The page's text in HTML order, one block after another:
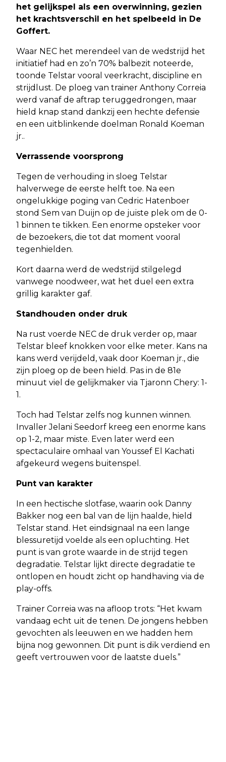
het gelijkspel als een overwinning, gezien
het krachtsverschil en het spelbeeld in De
Goffert.
Waar NEC het merendeel van de wedstrijd het
initiatief had en zo’n 70% balbezit noteerde,
toonde Telstar vooral veerkracht, discipline en
strijdlust. De ploeg van trainer Anthony Correia
werd vanaf de aftrap teruggedrongen, maar
hield knap stand dankzij een hechte defensie
en een uitblinkende doelman Ronald Koeman
jr..
Verrassende voorsprong
Tegen de verhouding in sloeg Telstar
halverwege de eerste helft toe. Na een
ongelukkige poging van Cedric Hatenboer
stond Sem van Duijn op de juiste plek om de 0-
1 binnen te tikken. Een enorme opsteker voor
de bezoekers, die tot dat moment vooral
tegenhielden.
Kort daarna werd de wedstrijd stilgelegd
vanwege noodweer, wat het duel een extra
grillig karakter gaf.
Standhouden onder druk
Na rust voerde NEC de druk verder op, maar
Telstar bleef knokken voor elke meter. Kans na
kans werd verijdeld, vaak door Koeman jr., die
zijn ploeg op de been hield. Pas in de 81e
minuut viel de gelijkmaker via Tjaronn Chery: 1-
1.
Toch had Telstar zelfs nog kunnen winnen.
Invaller Jelani Seedorf kreeg een enorme kans
op 1-2, maar miste. Even later werd een
spectaculaire omhaal van Youssef El Kachati
afgekeurd wegens buitenspel.
Punt van karakter
In een hectische slotfase, waarin ook Danny
Bakker nog een bal van de lijn haalde, hield
Telstar stand. Het eindsignaal na een lange
blessuretijd voelde als een opluchting. Het
punt is van grote waarde in de strijd tegen
degradatie. Telstar lijkt directe degradatie te
ontlopen en houdt zicht op handhaving via de
play-offs.
Trainer Correia was na afloop trots: “Het kwam
vandaag echt uit de tenen. De jongens hebben
gevochten als leeuwen en we hadden hem
bijna nog gewonnen. Dit punt is dik verdiend en
geeft vertrouwen voor de laatste duels.”